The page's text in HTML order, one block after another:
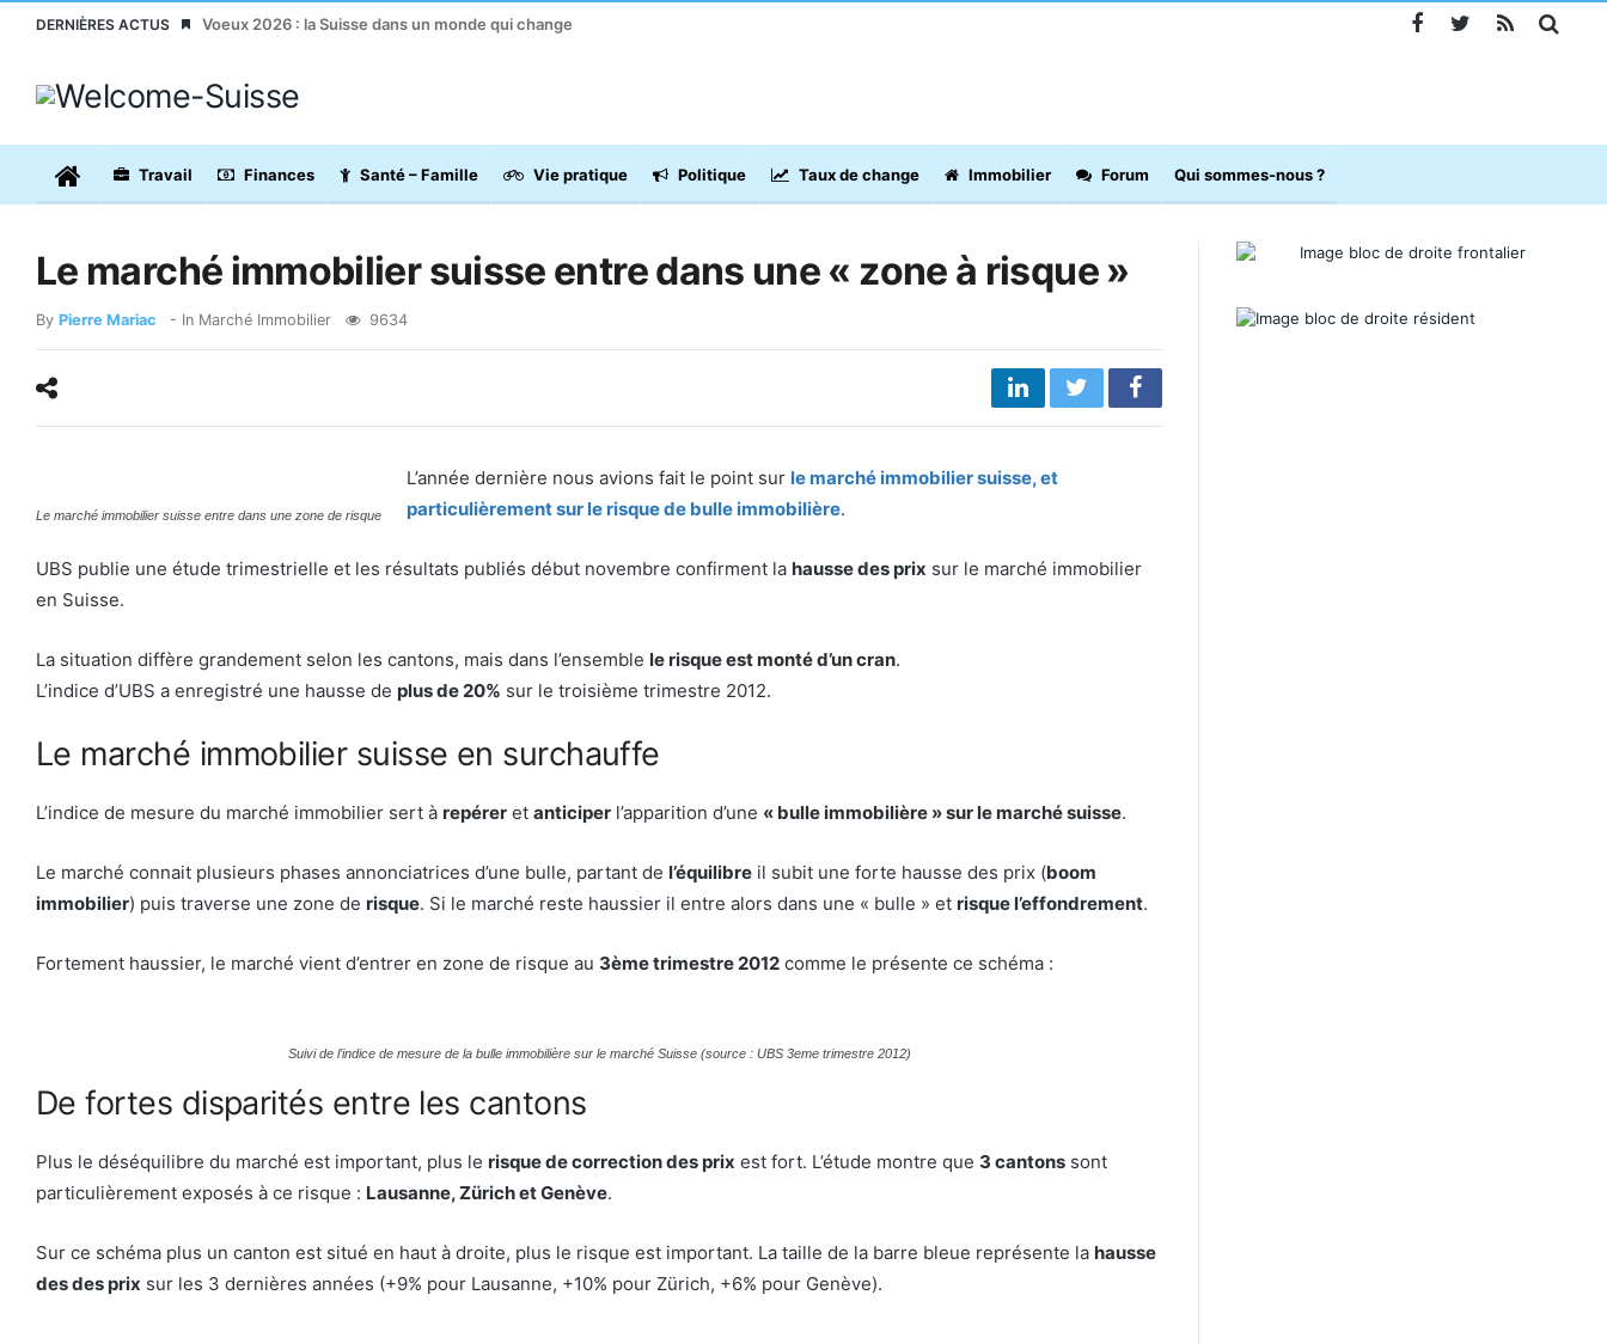
DERNIÈRES ACTUS Voeux 2026 : la Suisse dans un monde qui change
Travail Finances Santé – Famille Vie pratique Politique Taux de change Immobilier Forum Qui sommes-nous ?
Le marché immobilier suisse entre dans une « zone à risque »
By Pierre Mariac - In Marché Immobilier 9634
Le marché immobilier suisse entre dans une zone de risque
L’année dernière nous avions fait le point sur le marché immobilier suisse, et
particulièrement sur le risque de bulle immobilière.
UBS publie une étude trimestrielle et les résultats publiés début novembre confirment la hausse des prix sur le marché immobilier
en Suisse.
La situation diffère grandement selon les cantons, mais dans l’ensemble le risque est monté d’un cran.
L’indice d’UBS a enregistré une hausse de plus de 20% sur le troisième trimestre 2012.
Le marché immobilier suisse en surchauffe
L’indice de mesure du marché immobilier sert à repérer et anticiper l’apparition d’une « bulle immobilière » sur le marché suisse.
Le marché connait plusieurs phases annonciatrices d’une bulle, partant de l’équilibre il subit une forte hausse des prix (boom
immobilier) puis traverse une zone de risque. Si le marché reste haussier il entre alors dans une « bulle » et risque l’effondrement.
Fortement haussier, le marché vient d’entrer en zone de risque au 3ème trimestre 2012 comme le présente ce schéma :
Suivi de l’indice de mesure de la bulle immobilière sur le marché Suisse (source : UBS 3eme trimestre 2012)
De fortes disparités entre les cantons
Plus le déséquilibre du marché est important, plus le risque de correction des prix est fort. L’étude montre que 3 cantons sont
particulièrement exposés à ce risque : Lausanne, Zürich et Genève.
Sur ce schéma plus un canton est situé en haut à droite, plus le risque est important. La taille de la barre bleue représente la hausse
des des prix sur les 3 dernières années (+9% pour Lausanne, +10% pour Zürich, +6% pour Genève).